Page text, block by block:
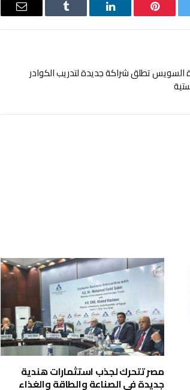
بينتيريستلينكدإن Tumblr
البريد
السويس تطلق شراكة جديدة لتدريب الكوادر
مصر تتحرك لجذب استثمارات هندية
جديدة في الصناعة والطاقة والغذاء